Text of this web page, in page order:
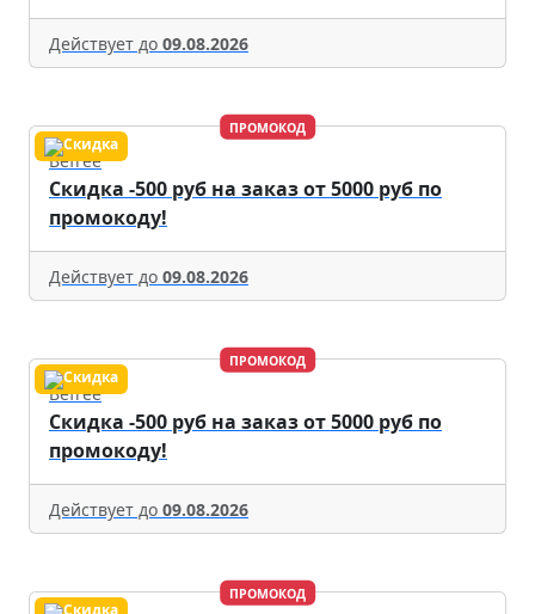
Действует до 09.08.2026
ПРОМОКОД
Befree
Скидка -500 руб на заказ от 5000 руб по
промокоду!
Действует до 09.08.2026
ПРОМОКОД
Befree
Скидка -500 руб на заказ от 5000 руб по
промокоду!
Действует до 09.08.2026
ПРОМОКОД